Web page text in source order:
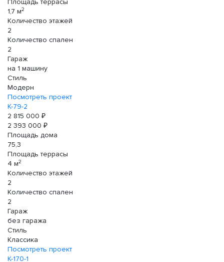
Площадь террасы
1,7 м2
Количество этажей
2
Количество спален
2
Гараж
на 1 машину
Стиль
Модерн
Посмотреть проект
К-79-2
2 815 000 ₽
2 393 000 ₽
Площадь дома
75,3
Площадь террасы
4 м2
Количество этажей
2
Количество спален
2
Гараж
без гаража
Стиль
Классика
Посмотреть проект
К-170-1